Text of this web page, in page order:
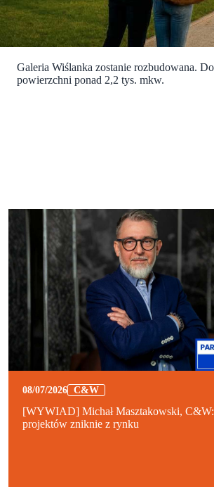
Galeria Wiślanka zostanie rozbudowana.
powierzchni ponad 2,2 tys. mkw.
08/07/2026 C&W
[WYWIAD] Michał Masztakowski, C&W:
projektów zniknie z rynku